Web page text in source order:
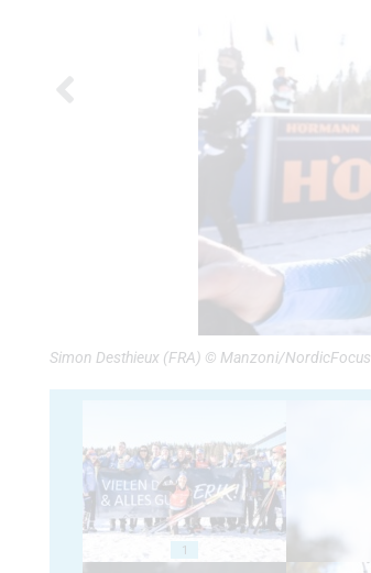
Simon Desthieux (FRA) © Manzoni/NordicFocus
1